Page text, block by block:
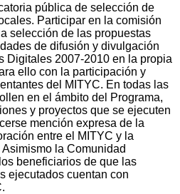
pública de selección de
Participar en la comisión
selección de las propuestas
de difusión y divulgación
Digitales 2007-2010 en la propia
ello con la participación y
del MITYC. En todas las
en el ámbito del Programa,
y proyectos que se ejecuten
mención expresa de la
entre el MITYC y la
la Comunidad
beneficiarios de que las
ejecutados cuentan con